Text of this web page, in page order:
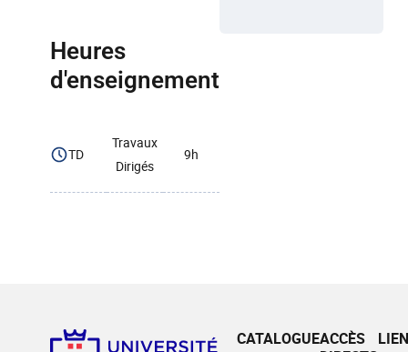
Heures
d'enseignement
TD
Travaux
Dirigés
9h
CATALOGUEACCÈS